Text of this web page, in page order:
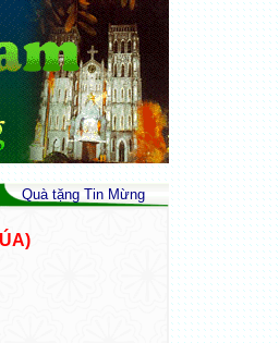
Lý và Tình Liên Đới (Is 32,17; Gc
Quà tặng Tin Mừng